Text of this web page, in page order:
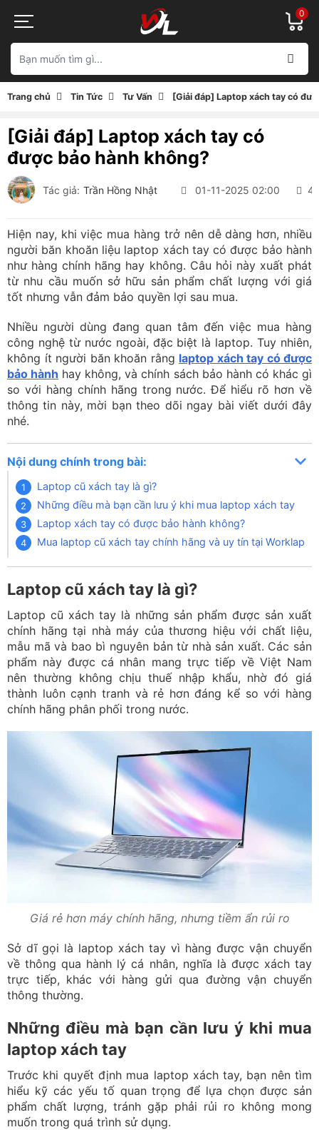
0
Trang chủ Tin Tức Tư Vấn [Giải đáp] Laptop xách tay có
[Giải đáp] Laptop xách tay có
được bảo hành không?
Tác giả: Trần Hồng Nhật 01-11-2025 02:00
Hiện nay, khi việc mua hàng trở nên dễ dàng hơn, nhiều
người băn khoăn liệu laptop xách tay có được bảo hành
như hàng chính hãng hay không. Câu hỏi này xuất phát
từ nhu cầu muốn sở hữu sản phẩm chất lượng với giá
tốt nhưng vẫn đảm bảo quyền lợi sau mua.
Nhiều người dùng đang quan tâm đến việc mua hàng
công nghệ từ nước ngoài, đặc biệt là laptop. Tuy nhiên,
không ít người băn khoăn rằng laptop xách tay có được
bảo hành hay không, và chính sách bảo hành có khác gì
so với hàng chính hãng trong nước. Để hiểu rõ hơn về
thông tin này, mời bạn theo dõi ngay bài viết dưới đây
nhé.
Nội dung chính trong bài:
Laptop cũ xách tay là gì?
Những điều mà bạn cần lưu ý khi mua laptop xách tay
Laptop xách tay có được bảo hành không?
Mua laptop cũ xách tay chính hãng và uy tín tại Worklap
Laptop cũ xách tay là gì?
Laptop cũ xách tay là những sản phẩm được sản xuất
chính hãng tại nhà máy của thương hiệu với chất liệu,
mẫu mã và bao bì nguyên bản từ nhà sản xuất. Các sản
phẩm này được cá nhân mang trực tiếp về Việt Nam
nên thường không chịu thuế nhập khẩu, nhờ đó giá
thành luôn cạnh tranh và rẻ hơn đáng kể so với hàng
chính hãng phân phối trong nước.
Giá rẻ hơn máy chính hãng, nhưng tiềm ẩn rủi ro
Sở dĩ gọi là laptop xách tay vì hàng được vận chuyển
về thông qua hành lý cá nhân, nghĩa là được xách tay
trực tiếp, khác với hàng gửi qua đường vận chuyển
thông thường.
Những điều mà bạn cần lưu ý khi mua
laptop xách tay
Trước khi quyết định mua laptop xách tay, bạn nên tìm
hiểu kỹ các yếu tố quan trọng để lựa chọn được sản
phẩm chất lượng, tránh gặp phải rủi ro không mong
muốn trong quá trình sử dụng.